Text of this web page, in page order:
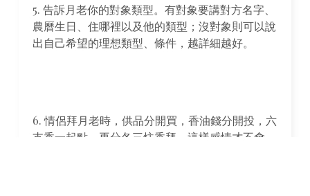
5. 告訴月老你的對象類型。有對象要講對方名字、
農曆生日、住哪裡以及他的類型；沒對象則可以說
出自己希望的理想類型、條件，越詳細越好。
6. 情侶拜月老時，供品分開買，香油錢分開投，六
支香一起點，再分各三炷香拜，這樣感情才不會